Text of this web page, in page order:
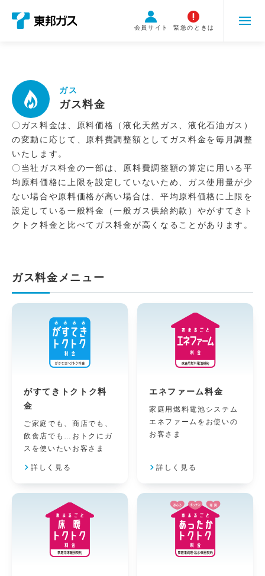
会員サイト 緊急のときは
ガス
ガス料金
〇ガス料金は、原料価格（液化天然ガス、液化石油ガス）
の変動に応じて、原料費調整額としてガス料金を毎月調整
いたします。
〇当社ガス料金の一部は、原料費調整額の算定に用いる平
均原料価格に上限を設定していないため、ガス使用量が少
ない場合や原料価格が高い場合は、平均原料価格に上限を
設定している一般料金（一般ガス供給約款）やがすてきト
クトク料金と比べてガス料金が高くなることがあります。
ガス料金メニュー
がすてきトクトク料
金
ご家庭でも、商店でも、
飲食店でも…おトクにガ
スを使いたいお客さま
詳しく見る
エネファーム料金
家庭用燃料電池システム
エネファームをお使いの
お客さま
詳しく見る